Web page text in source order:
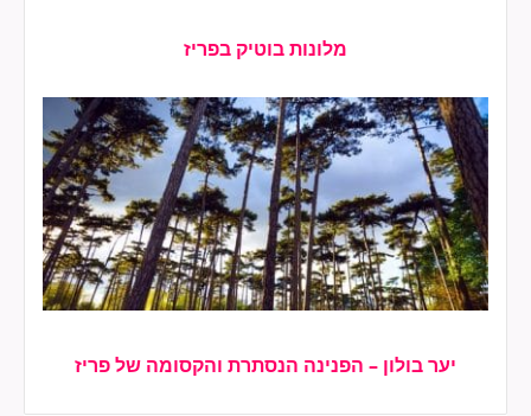
מלונות בוטיק בפריז
יער
בולון
–
הפנינה
הנסתרת
והקסומה
של
פריז
יער בולון – הפנינה הנסתרת והקסומה של פריז